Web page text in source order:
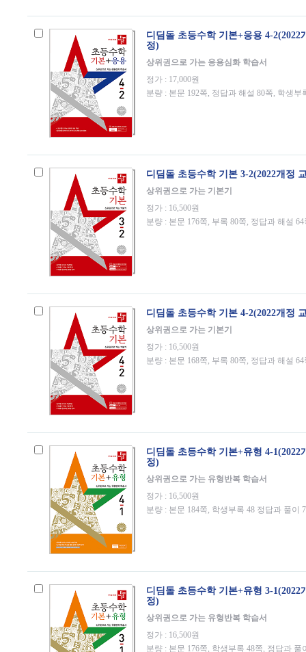
디딤돌 초등수학 기본+응용 4-2(2022
정)
상위권으로 가는 응용심화 학습서
정가 : 17,000원
분량 : 본문 192쪽, 정답과 해설 80쪽, 학생부
디딤돌 초등수학 기본 3-2(2022개정
상위권으로 가는 기본기
정가 : 16,500원
분량 : 본문 176쪽, 부록 80쪽, 정답과 해설 64
디딤돌 초등수학 기본 4-2(2022개정
상위권으로 가는 기본기
정가 : 16,500원
분량 : 본문 168쪽, 부록 80쪽, 정답과 해설 64
디딤돌 초등수학 기본+유형 4-1(2022
정)
상위권으로 가는 유형반복 학습서
정가 : 16,500원
분량 : 본문 184쪽, 학생부록 48 정답과 풀이
디딤돌 초등수학 기본+유형 3-1(2022
정)
상위권으로 가는 유형반복 학습서
정가 : 16,500원
분량 : 본문 176쪽, 학생부록 48쪽, 정답과 풀